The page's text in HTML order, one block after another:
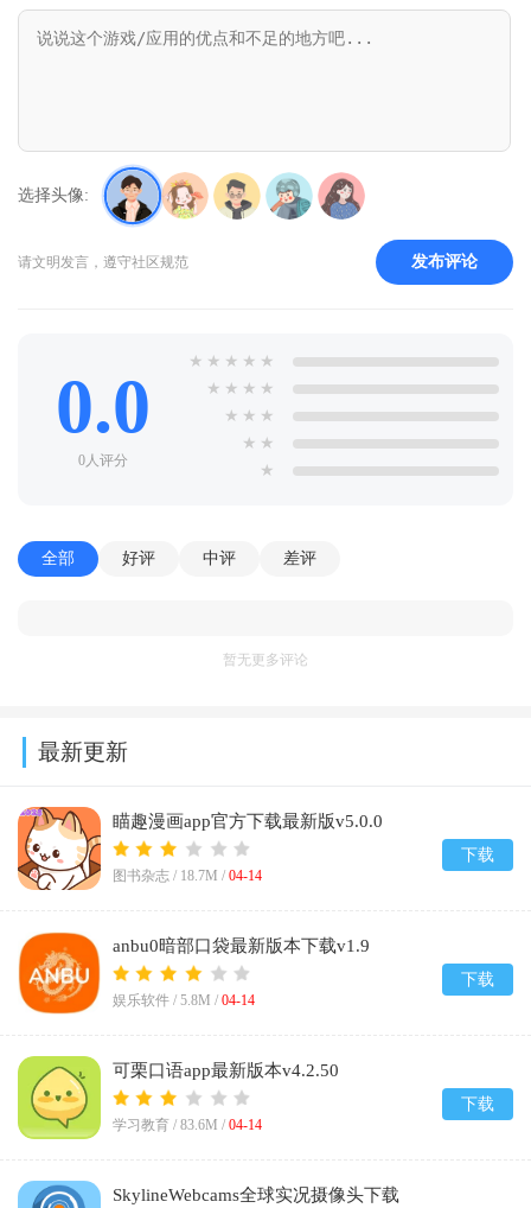
选择头像:
请文明发言，遵守社区规范 发布评论
0.0
0人评分
★ ★ ★ ★ ★
★ ★ ★ ★
★ ★ ★
★ ★
★
全部 好评 中评 差评
暂无更多评论
最新更新
瞄趣漫画app官方下载最新版v5.0.0
图书杂志 / 18.7M / 04-14
下载
anbu0暗部口袋最新版本下载v1.9
娱乐软件 / 5.8M / 04-14
下载
可栗口语app最新版本v4.2.50
学习教育 / 83.6M / 04-14
下载
SkylineWebcams全球实况摄像头下载